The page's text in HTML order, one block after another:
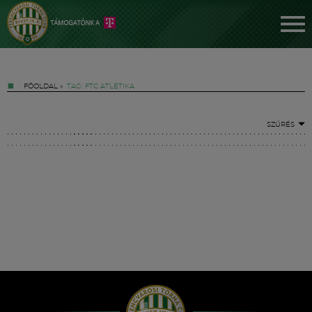
FŐOLDAL » TAG: FTC ATLÉTIKA
SZŰRÉS
Hírek